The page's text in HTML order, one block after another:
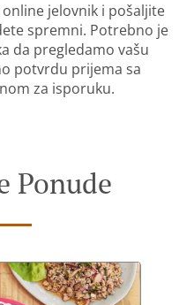
jelovnik i pošaljite
spremni. Potrebno je
da pregledamo vašu
potvrdu prijema sa
za isporuku.
Ponude